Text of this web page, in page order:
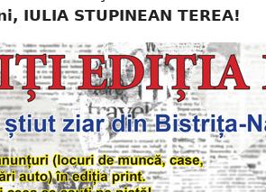
IULIA STUPINEAN TEREA!